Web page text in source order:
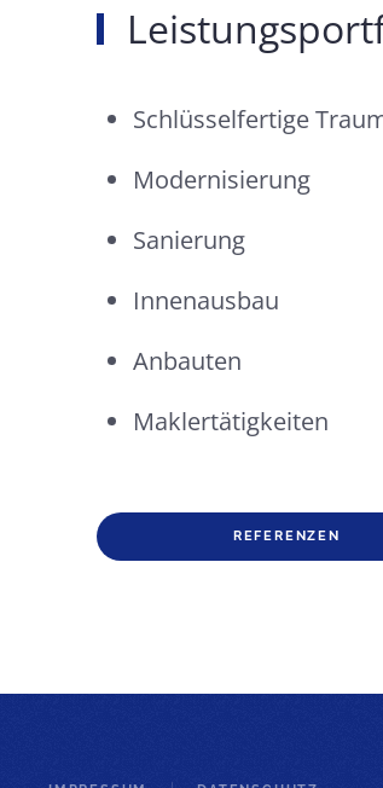
Schlüsselfertige
Modernisierung
Sanierung
Innenausbau
Anbauten
Maklertätigkeiten
REFERENZEN